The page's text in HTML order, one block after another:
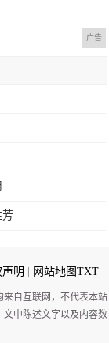
广告
明 网站地图TXT
自互联网，不代表本站
中陈述文字以及内容数